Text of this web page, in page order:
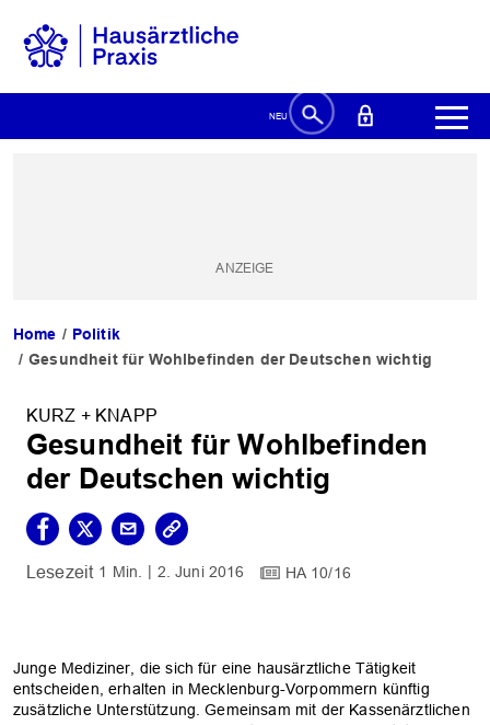
Home
Politik
Gesundheit für Wohlbefinden der Deutschen wichtig
KURZ + KNAPP
Gesundheit für Wohlbefinden
der Deutschen wichtig
1 Min. 2. Juni 2016 HA 10/16
Junge Mediziner, die sich für eine hausärztliche Tätigkeit
entscheiden, erhalten in Mecklenburg-Vorpommern künftig
zusätzliche Unterstützung. Gemeinsam mit der Kassenärztlichen